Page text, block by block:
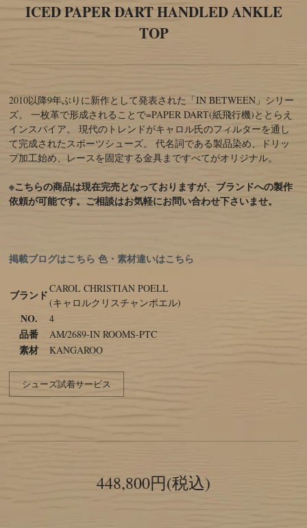
ICED PAPER DART HANDLED ANKLE
TOP
2010以降9年ぶりに新作として発表された「IN BETWEEN」シリー
ズ。 一枚革で形成されることで=PAPER DART(紙飛行機)ととらえ
インスパイア。 現代のトレンドがキャロル氏のフィルターを通し
て完成されたスポーツシューズ。 代名詞である製品染め、ドリッ
プ加工始め、レースを固定する金具まですべてがオリジナル。
※こちらの商品は現在完売となっておりますが、ブランドへの製作
依頼が可能です。ご相談はお気軽にお問い合わせ下さいませ。
掲載ブログはこちら 色・素材違いはこちら
ブランドCAROL CHRISTIAN POELL
(キャロルクリスチャンポエル)
NO. 4
品番 AM/2689-IN ROOMS-PTC
素材 KANGAROO
シューズ試着サービス
448,800円(税込)